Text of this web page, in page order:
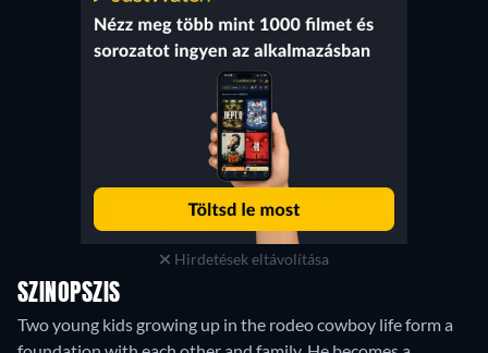
Hirdetések eltávolítása
SZINOPSZIS
Two young kids growing up in the rodeo cowboy life form a